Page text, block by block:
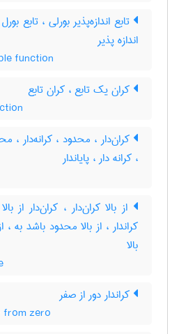
تابع اندازه‌پذیر بورلی ، تابع
اندازه پذیر
function
کران یک تابع ، کران تابع
کران‌دار ، محدود ، کرانه‌دار ،
، کرانه دار ، پایاندار
از بالا کران‌دار ، کران‌دار از
کراندار ، از بالا محدود باشد به ،
بالا
کراندار دور از صفر
zero